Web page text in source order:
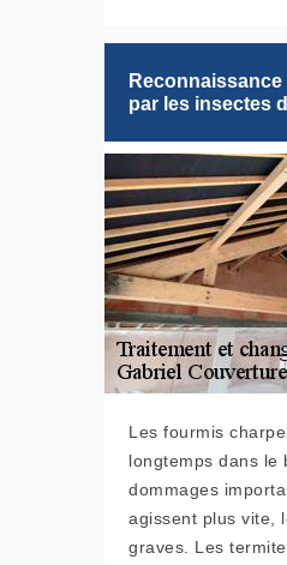
par les insectes
Les fourmis
longtemps dans le
dommages
agissent plus vite,
graves. Les